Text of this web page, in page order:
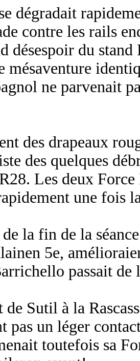
dégradait
contre les rails
désespoir du
mésaventure
ne parvenait
des drapeaux
des quelques
Les deux
une fois
la fin de la
5e,
passait de
Sutil à la
pas un léger
toutefois sa